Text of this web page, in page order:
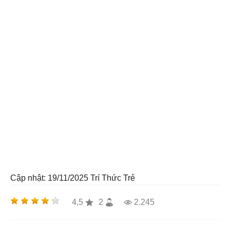
Cập nhật: 19/11/2025 Trí Thức Trẻ
4,5 2 2.245